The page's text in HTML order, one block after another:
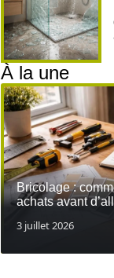
À la une
Bricolage :
achats avant
3 juillet 2026